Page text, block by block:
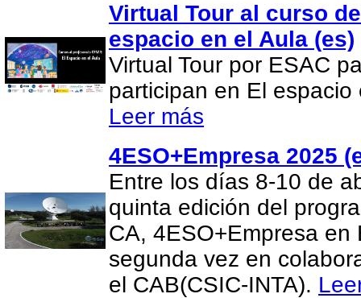
Virtual Tour al curso
espacio en el Aula (es)
Virtual Tour por ESAC
participan en El espacio
Leer más
4ESO+Empresa 2025
Entre los días 8-10 de
quinta edición del
CA, 4ESO+Empresa en
segunda vez en
el CAB(CSIC-INTA).